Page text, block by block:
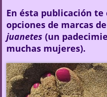
En ésta publicación
opciones de marcas
juanetes (un
muchas mujeres).